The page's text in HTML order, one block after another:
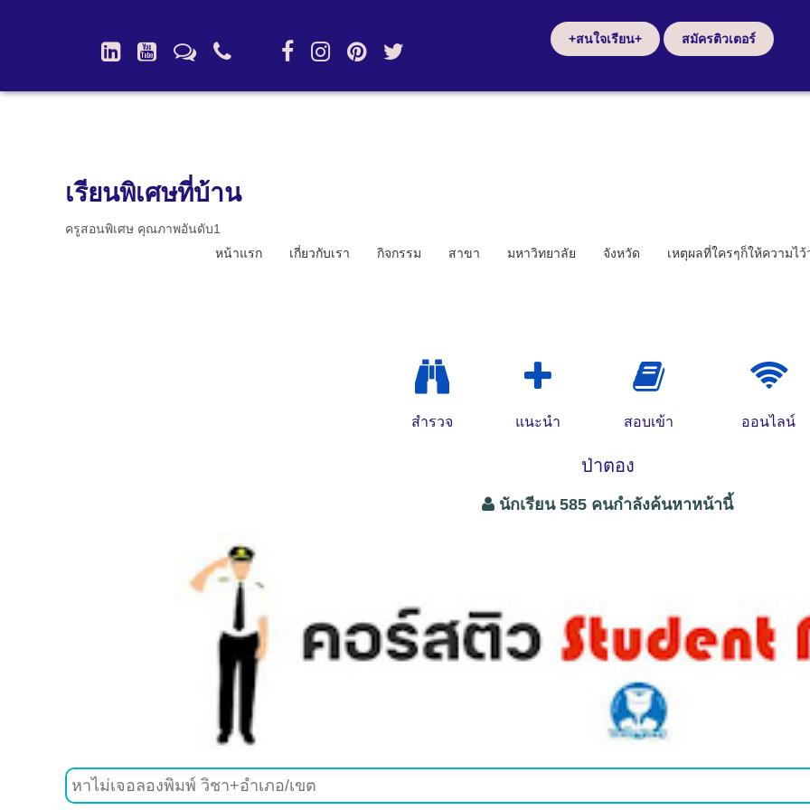
+สนใจเรียน+ สมัครติวเตอร์
เรียนพิเศษที่บ้าน
ครูสอนพิเศษ คุณภาพอันดับ1
หน้าแรก
เกี่ยวกับเรา กิจกรรม สาขา มหาวิทยาลัย จังหวัด เหตุผลที่ใครๆก็ให้ความไว้
สำรวจ แนะนำ สอบเข้า ออนไลน์
ป่าตอง
นักเรียน 585 คนกำลังค้นหาหน้านี้